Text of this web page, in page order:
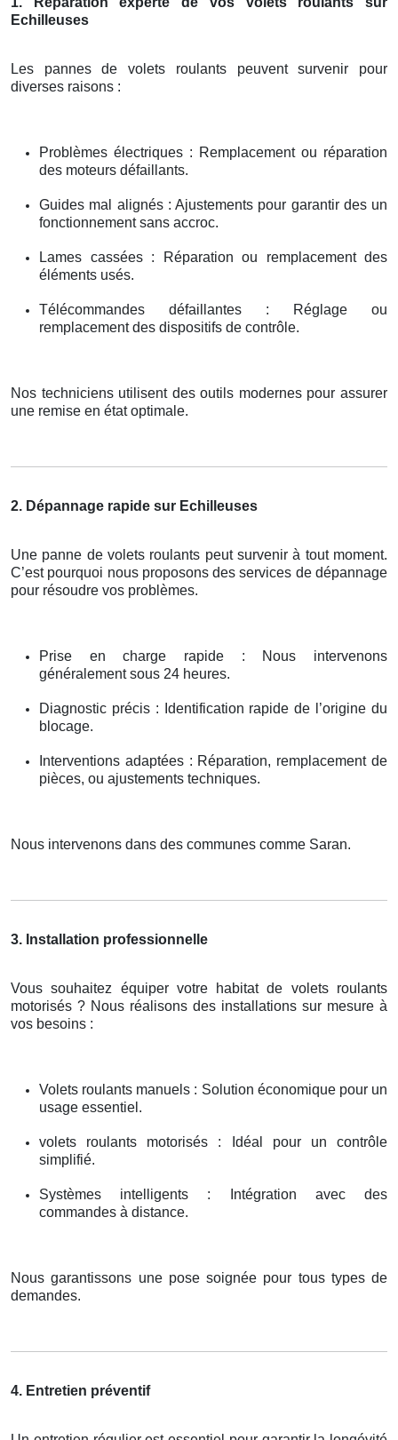
Echilleuses
Les pannes de volets roulants peuvent survenir pour
diverses raisons :
Problèmes électriques : Remplacement ou réparation
des moteurs défaillants.
Guides mal alignés : Ajustements pour garantir des un
fonctionnement sans accroc.
Lames cassées : Réparation ou remplacement des
éléments usés.
Télécommandes défaillantes : Réglage ou
remplacement des dispositifs de contrôle.
Nos techniciens utilisent des outils modernes pour assurer
une remise en état optimale.
2. Dépannage rapide sur Echilleuses
Une panne de volets roulants peut survenir à tout moment.
C’est pourquoi nous proposons des services de dépannage
pour résoudre vos problèmes.
Prise en charge rapide : Nous intervenons
généralement sous 24 heures.
Diagnostic précis : Identification rapide de l’origine du
blocage.
Interventions adaptées : Réparation, remplacement de
pièces, ou ajustements techniques.
Nous intervenons dans des communes comme Saran.
3. Installation professionnelle
Vous souhaitez équiper votre habitat de volets roulants
motorisés ? Nous réalisons des installations sur mesure à
vos besoins :
Volets roulants manuels : Solution économique pour un
usage essentiel.
volets roulants motorisés : Idéal pour un contrôle
simplifié.
Systèmes intelligents : Intégration avec des
commandes à distance.
Nous garantissons une pose soignée pour tous types de
demandes.
4. Entretien préventif